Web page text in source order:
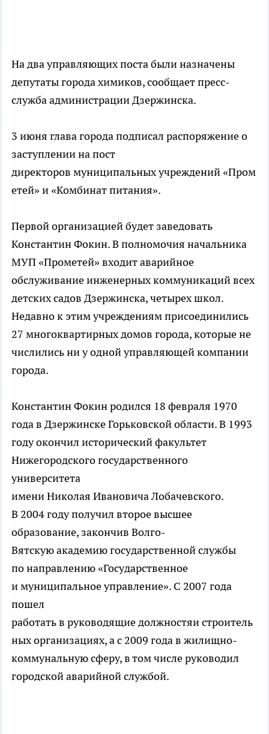
На два управляющих поста были назначены
депутаты города химиков, сообщает пресс-
служба администрации Дзержинска.
3 июня глава города подписал распоряжение о
заступлении на пост
директоров муниципальных учреждений «Пром
етей» и «Комбинат питания».
Первой организацией будет заведовать
Константин Фокин. В полномочия начальника
МУП «Прометей» входит аварийное
обслуживание инженерных коммуникаций всех
детских садов Дзержинска, четырех школ.
Недавно к этим учреждениям присоединились
27 многоквартирных домов города, которые не
числились ни у одной управляющей компании
города.
Константин Фокин родился 18 февраля 1970
года в Дзержинске Горьковской области. В 1993
году окончил исторический факультет
Нижегородского государственного
университета
имени Николая Ивановича Лобачевского.
В 2004 году получил второе высшее
образование, закончив Волго-
Вятскую академию государственной службы
по направлению «Государственное
и муниципальное управление». С 2007 года
пошел
работать в руководящие должностяи строитель
ных организациях, а с 2009 года в жилищно-
коммунальную сферу, в том числе руководил
городской аварийной службой.